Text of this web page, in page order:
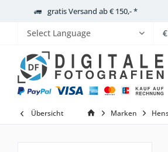
gratis Versand ab € 150,- *
Powered by
Übersicht Marken